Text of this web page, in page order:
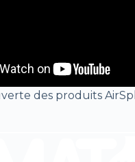
des produits